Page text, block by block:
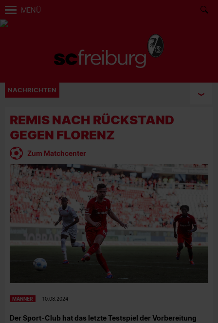
MENÜ
NACHRICHTEN
REMIS NACH RÜCKSTAND
GEGEN FLORENZ
Zum Matchcenter
MÄNNER 10.08.2024
Der Sport-Club hat das letzte Testspiel der Vorbereitung